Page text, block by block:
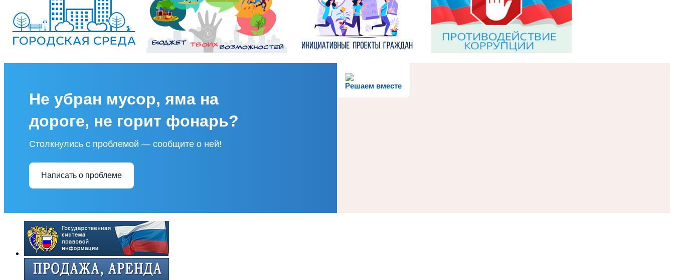
Решаем вместе
Не убран мусор, яма на
дороге, не горит фонарь?
Столкнулись с проблемой — сообщите о ней!
Написать о проблеме